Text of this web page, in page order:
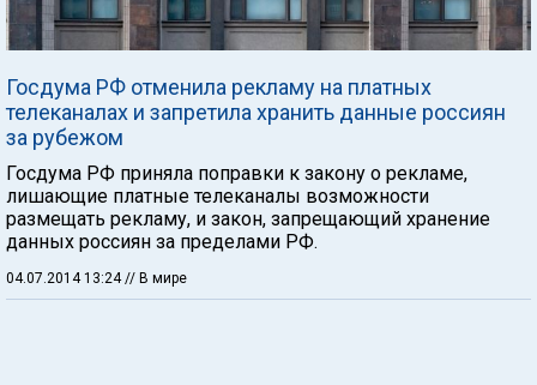
Госдума РФ отменила рекламу на платных
телеканалах и запретила хранить данные россиян
за рубежом
Госдума РФ приняла поправки к закону о рекламе,
лишающие платные телеканалы возможности
размещать рекламу, и закон, запрещающий хранение
данных россиян за пределами РФ.
04.07.2014 13:24 // В мире